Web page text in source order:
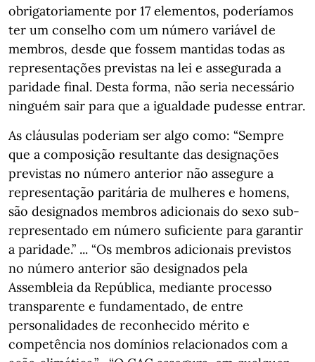
obrigatoriamente por 17 elementos, poderíamos
ter um conselho com um número variável de
membros, desde que fossem mantidas todas as
representações previstas na lei e assegurada a
paridade final. Desta forma, não seria necessário
ninguém sair para que a igualdade pudesse entrar.
As cláusulas poderiam ser algo como: “Sempre
que a composição resultante das designações
previstas no número anterior não assegure a
representação paritária de mulheres e homens,
são designados membros adicionais do sexo sub-
representado em número suficiente para garantir
a paridade.” ... “Os membros adicionais previstos
no número anterior são designados pela
Assembleia da República, mediante processo
transparente e fundamentado, de entre
personalidades de reconhecido mérito e
competência nos domínios relacionados com a